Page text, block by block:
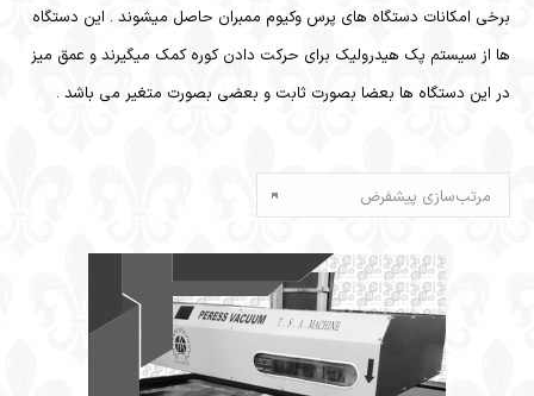
برخی امکانات دستگاه های پرس وکیوم ممبران حاصل میشوند . این دستگاه
ها از سیستم پک هیدرولیک برای حرکت دادن کوره کمک میگیرند و عمق میز
در این دستگاه ها بعضا بصورت ثابت و بعضی بصورت متغیر می باشد .